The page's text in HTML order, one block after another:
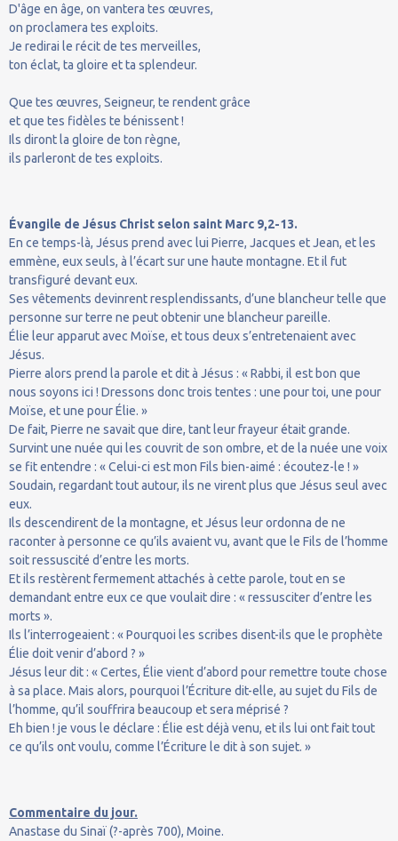
D'âge en âge, on vantera tes œuvres,
on proclamera tes exploits.
Je redirai le récit de tes merveilles,
ton éclat, ta gloire et ta splendeur.
Que tes œuvres, Seigneur, te rendent grâce
et que tes fidèles te bénissent !
Ils diront la gloire de ton règne,
ils parleront de tes exploits.
Évangile de Jésus Christ selon saint Marc 9,2-13.
En ce temps-là, Jésus prend avec lui Pierre, Jacques et Jean, et les
emmène, eux seuls, à l’écart sur une haute montagne. Et il fut
transfiguré devant eux.
Ses vêtements devinrent resplendissants, d’une blancheur telle que
personne sur terre ne peut obtenir une blancheur pareille.
Élie leur apparut avec Moïse, et tous deux s’entretenaient avec
Jésus.
Pierre alors prend la parole et dit à Jésus : « Rabbi, il est bon que
nous soyons ici ! Dressons donc trois tentes : une pour toi, une pour
Moïse, et une pour Élie. »
De fait, Pierre ne savait que dire, tant leur frayeur était grande.
Survint une nuée qui les couvrit de son ombre, et de la nuée une voix
se fit entendre : « Celui-ci est mon Fils bien-aimé : écoutez-le ! »
Soudain, regardant tout autour, ils ne virent plus que Jésus seul avec
eux.
Ils descendirent de la montagne, et Jésus leur ordonna de ne
raconter à personne ce qu’ils avaient vu, avant que le Fils de l’homme
soit ressuscité d’entre les morts.
Et ils restèrent fermement attachés à cette parole, tout en se
demandant entre eux ce que voulait dire : « ressusciter d’entre les
morts ».
Ils l’interrogeaient : « Pourquoi les scribes disent-ils que le prophète
Élie doit venir d’abord ? »
Jésus leur dit : « Certes, Élie vient d’abord pour remettre toute chose
à sa place. Mais alors, pourquoi l’Écriture dit-elle, au sujet du Fils de
l’homme, qu’il souffrira beaucoup et sera méprisé ?
Eh bien ! je vous le déclare : Élie est déjà venu, et ils lui ont fait tout
ce qu’ils ont voulu, comme l’Écriture le dit à son sujet. »
Commentaire du jour.
Anastase du Sinaï (?-après 700), Moine.